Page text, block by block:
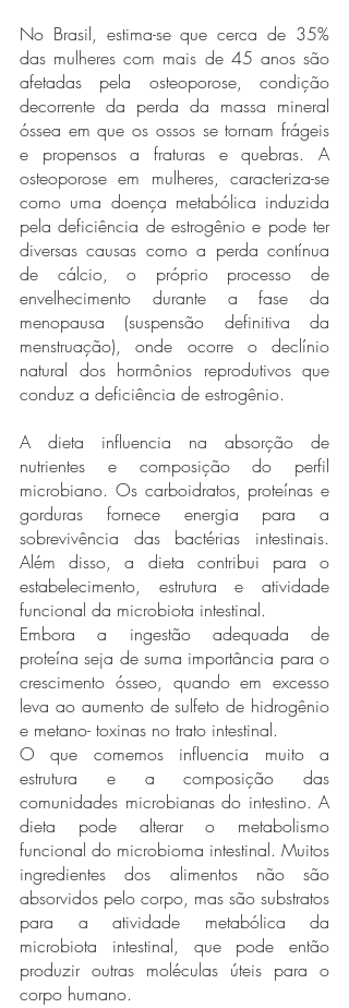
No Brasil, estima-se que cerca de 35%
das mulheres com mais de 45 anos são
afetadas pela osteoporose, condição
decorrente da perda da massa mineral
óssea em que os ossos se tornam frágeis
e propensos a fraturas e quebras. A
osteoporose em mulheres, caracteriza-se
como uma doença metabólica induzida
pela deficiência de estrogênio e pode ter
diversas causas como a perda contínua
de cálcio, o próprio processo de
envelhecimento durante a fase da
menopausa (suspensão definitiva da
menstruação), onde ocorre o declínio
natural dos hormônios reprodutivos que
conduz a deficiência de estrogênio.
A dieta influencia na absorção de
nutrientes e composição do perfil
microbiano. Os carboidratos, proteínas e
gorduras fornece energia para a
sobrevivência das bactérias intestinais.
Além disso, a dieta contribui para o
estabelecimento, estrutura e atividade
funcional da microbiota intestinal.
Embora a ingestão adequada de
proteína seja de suma importância para o
crescimento ósseo, quando em excesso
leva ao aumento de sulfeto de hidrogênio
e metano- toxinas no trato intestinal.
O que comemos influencia muito a
estrutura e a composição das
comunidades microbianas do intestino. A
dieta pode alterar o metabolismo
funcional do microbioma intestinal. Muitos
ingredientes dos alimentos não são
absorvidos pelo corpo, mas são substratos
para a atividade metabólica da
microbiota intestinal, que pode então
produzir outras moléculas úteis para o
corpo humano.